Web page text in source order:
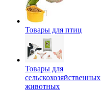
Товары для птиц
Товары для
сельскохозяйственных
животных